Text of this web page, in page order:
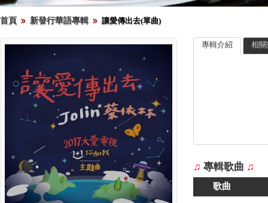
首頁 新發行華語專輯 讓愛傳出去(單曲)
專輯介紹 相
♫ 專輯歌曲 ♫
歌曲